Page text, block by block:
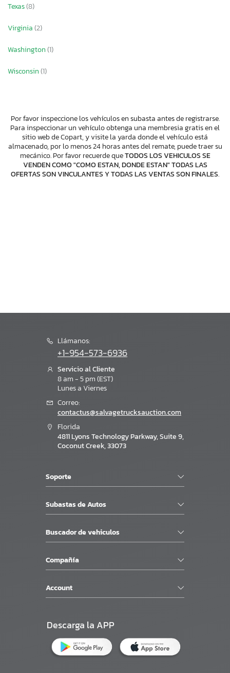
Texas(8)
Virginia(2)
Washington(1)
Wisconsin(1)
Por favor inspeccione los vehículos en subasta antes de registrarse.
Para inspeccionar un vehículo obtenga una membresia gratis en el
sitio web de Copart, y visite la yarda donde el vehículo está
almacenado, por lo menos 24 horas antes del remate, puede traer su
mecánico. Por favor recuerde queTODOS LOS VEHICULOS SE
VENDEN COMO "COMO ESTAN, DONDE ESTAN" TODAS LAS
OFERTAS SON VINCULANTES Y TODAS LAS VENTAS SON FINALES.
Llámanos:
+1-954-573-6936
Servicio al Cliente
8 am - 5 pm (EST)
Lunes a Viernes
Correo:
contactus@salvagetrucksauction.com
Florida
4811 Lyons Technology Parkway, Suite 9,
Coconut Creek, 33073
Soporte
Subastas de Autos
Buscador de vehiculos
Compañía
Account
Descarga la APP